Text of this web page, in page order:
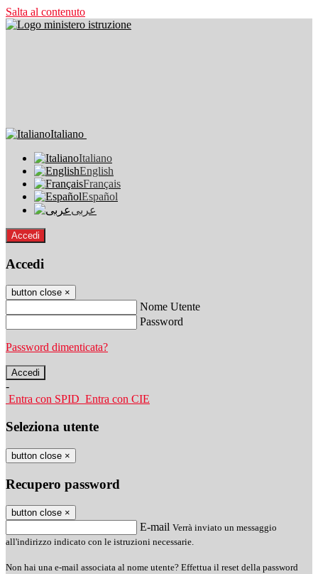
Salta al contenuto
Italiano
Italiano
English
Français
Español
عربى
Accedi
Accedi
button close ×
Nome Utente
Password
Password dimenticata?
-
Entra con SPID Entra con CIE
Seleziona utente
button close ×
Recupero password
button close ×
E-mail Verrà inviato un messaggio
all'indirizzo indicato con le istruzioni necessarie.
Non hai una e-mail associata al nome utente? Effettua il reset della password